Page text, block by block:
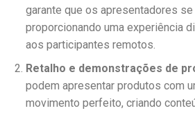
garante que os apresentadores
proporcionando uma experiência
aos participantes remotos.
Retalho e demonstrações de
podem apresentar produtos com
movimento perfeito, criando